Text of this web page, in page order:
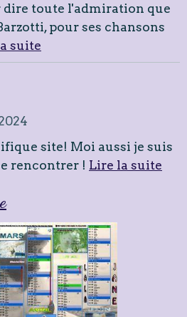
dire toute l'admiration que
pour ses chansons
suite
site! Moi aussi je suis
rencontrer ! Lire la suite